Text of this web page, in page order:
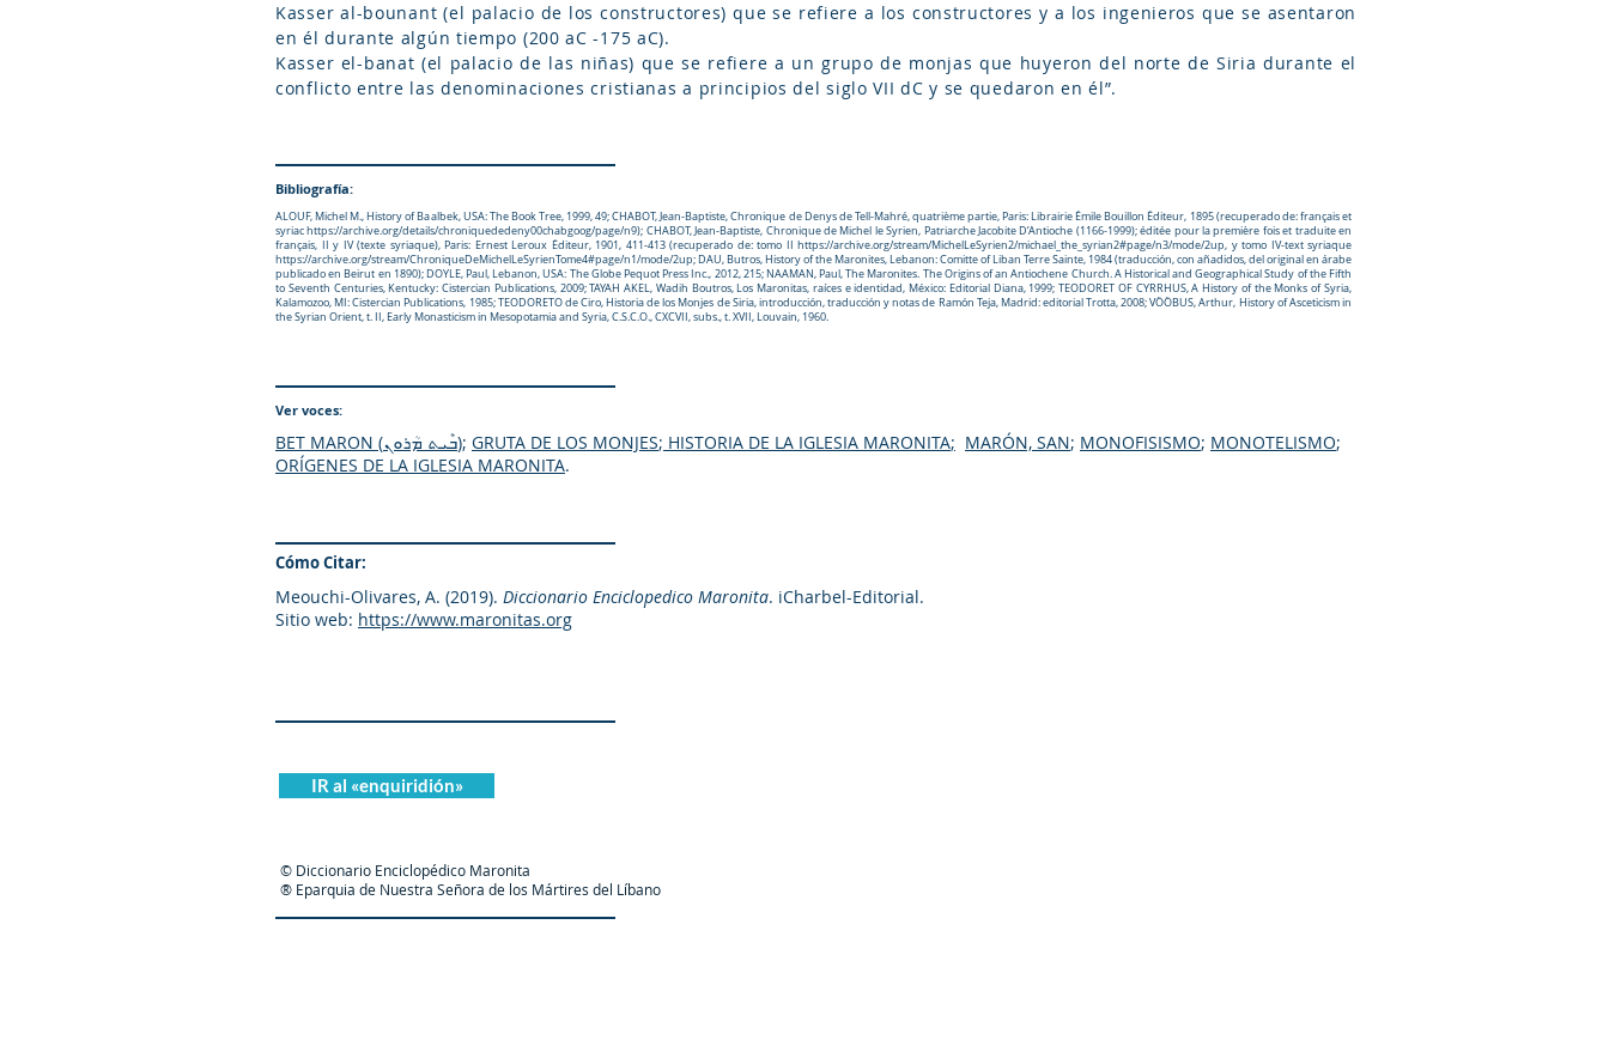
Kasser al-bounant (el palacio de los constructores) que se refiere a los constructores y a los ingenieros que se asentaron
en él durante algún tiempo (200 aC -175 aC).
Kasser el-banat (el palacio de las niñas) que se refiere a un grupo de monjas que huyeron del norte de Siria durante el
conflicto entre las denominaciones cristianas a principios del siglo VII dC y se quedaron en él”.
Bibliografía:
ALOUF, Michel M., History of Baalbek, USA: The Book Tree, 1999, 49; CHABOT, Jean-Baptiste, Chronique de Denys de Tell-Mahré, quatrième partie, Paris: Librairie Émile Bouillon Éditeur, 1895 (recuperado de: français et
syriachttps://archive.org/details/chroniquededeny00chabgoog/page/n9); CHABOT, Jean-Baptiste, Chronique de Michel le Syrien, Patriarche Jacobite D’Antioche (1166-1999); éditée pour la première fois et traduite en
français, II y IV (texte syriaque), Paris: Ernest Leroux Éditeur, 1901, 411-413 (recuperado de: tomo II https://archive.org/stream/MichelLeSyrien2/michael_the_syrian2#page/n3/mode/2up, y tomo IV-text syriaque
https://archive.org/stream/ChroniqueDeMichelLeSyrienTome4#page/n1/mode/2up;DAU, Butros, History of the Maronites, Lebanon: Comitte of Liban Terre Sainte, 1984 (traducción, con añadidos, del original en árabe
publicado en Beirut en 1890); DOYLE, Paul, Lebanon, USA: The Globe Pequot Press Inc., 2012, 215; NAAMAN, Paul, The Maronites. The Origins of an Antiochene Church. A Historical and Geographical Study of the Fifth
to Seventh Centuries, Kentucky: Cistercian Publications, 2009; TAYAH AKEL, Wadih Boutros, Los Maronitas, raíces e identidad, México: Editorial Diana, 1999; TEODORET OF CYRRHUS, A History of the Monks of Syria,
Kalamozoo, MI: Cistercian Publications, 1985; TEODORETO de Ciro, Historia de los Monjes de Siria, introducción, traducción y notas de Ramón Teja, Madrid: editorial Trotta, 2008; VÕÕBUS, Arthur, History of Asceticism in
the Syrian Orient, t. II, Early Monasticism in Mesopotamia and Syria, C.S.C.O., CXCVII, subs., t. XVII, Louvain, 1960.
Ver voces:
BET MARON (ܒܶܝܬ ܡܳܪܘܢ); GRUTA DE LOS MONJES; HISTORIA DE LA IGLESIA MARONITA; MARÓN, SAN; MONOFISISMO; MONOTELISMO;
ORÍGENES DE LA IGLESIA MARONITA.
Cómo Citar:
Meouchi-Olivares, A. (2019). Diccionario Enciclopedico Maronita. iCharbel-Editorial.
Sitio web: https://www.maronitas.org
IR al «enquiridión»
© Diccionario Enciclopédico Maronita
® Eparquia de Nuestra Señora de los Mártires del Líbano